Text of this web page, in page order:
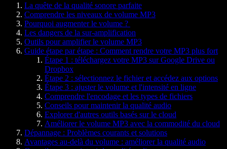
La quête de la qualité sonore parfaite
Comprendre les niveaux de volume MP3
Pourquoi augmenter le volume ?
Les dangers de la sur-amplification
Outils pour amplifier le volume MP3
Guide étape par étape : Comment rendre votre MP3 plus fort
Étape 1 : téléchargez votre MP3 sur Google Drive ou
Dropbox
Étape 2 : sélectionnez le fichier et accédez aux options
Étape 3 : ajuster le volume et l'intensité en ligne
Comprendre l'encodage et les types de fichiers
Conseils pour maintenir la qualité audio
Explorer d'autres outils basés sur le cloud
Améliorer le volume MP3 avec la commodité du cloud
Dépannage : Problèmes courants et solutions
Avantages au-delà du volume : améliorer la qualité audio